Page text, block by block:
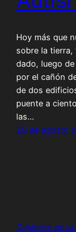
Hoy más que
sobre la
dado, luego
por el cañón
de dos
puente a
las…
28 de agosto
Calderón de la